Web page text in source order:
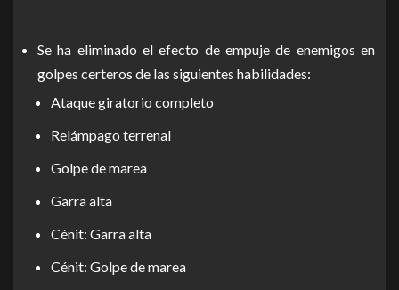
Se ha eliminado el efecto de empuje de enemigos en
golpes certeros de las siguientes habilidades:
Ataque giratorio completo
Relámpago terrenal
Golpe de marea
Garra alta
Cénit: Garra alta
Cénit: Golpe de marea